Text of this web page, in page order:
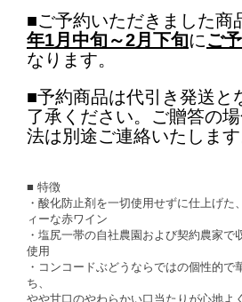
■ご予約いただきました商
年1月中旬～2月 下旬にご
なります。
■予約商品は代引き発送と
了承ください。ご贈答の
法は別途ご連絡いたします
■ 特徴
・酸化防止剤を一切使用せずに仕上げた
ィーな赤ワイン
・塩尻一帯の自社農園および契約農家で
使用
・コンコードぶどうならではの個性的で
ち、
やや甘口のやわらかい口当たりが心地よ